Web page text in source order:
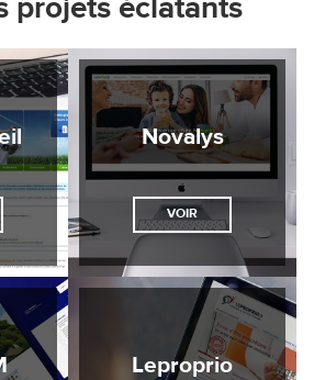
projets éclatants
Novalys
VOIR
Leproprio